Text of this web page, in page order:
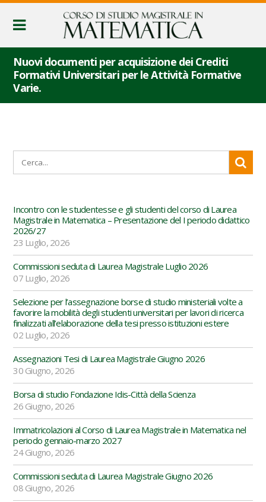
Nuovi documenti per acquisizione dei Crediti
Formativi Universitari per le Attività Formative
Varie.
Incontro con le studentesse e gli studenti del corso di Laurea
Magistrale in Matematica – Presentazione del I periodo didattico
2026/27
23 Luglio, 2026
Commissioni seduta di Laurea Magistrale Luglio 2026
07 Luglio, 2026
Selezione per l’assegnazione borse di studio ministeriali volte a
favorire la mobilità degli studenti universitari per lavori di ricerca
finalizzati all’elaborazione della tesi presso istituzioni estere
02 Luglio, 2026
Assegnazioni Tesi di Laurea Magistrale Giugno 2026
30 Giugno, 2026
Borsa di studio Fondazione Idis-Città della Scienza
26 Giugno, 2026
Immatricolazioni al Corso di Laurea Magistrale in Matematica nel
periodo gennaio-marzo 2027
24 Giugno, 2026
Commissioni seduta di Laurea Magistrale Giugno 2026
08 Giugno, 2026